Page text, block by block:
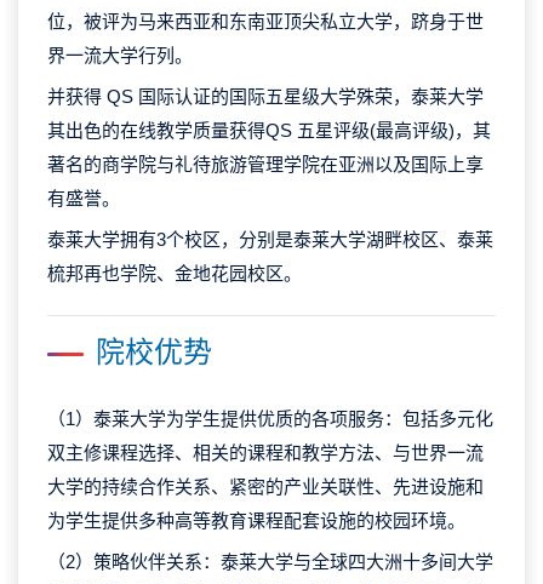
位，被评为马来西亚和东南亚顶尖私立大学，跻身于世
界一流大学行列。
并获得 QS 国际认证的国际五星级大学殊荣，泰莱大学
其出色的在线教学质量获得QS 五星评级(最高评级)，其
著名的商学院与礼待旅游管理学院在亚洲以及国际上享
有盛誉。
泰莱大学拥有3个校区，分别是泰莱大学湖畔校区、泰莱
梳邦再也学院、金地花园校区。
院校优势
（1）泰莱大学为学生提供优质的各项服务：包括多元化
双主修课程选择、相关的课程和教学方法、与世界一流
大学的持续合作关系、紧密的产业关联性、先进设施和
为学生提供多种高等教育课程配套设施的校园环境。
（2）策略伙伴关系：泰莱大学与全球四大洲十多间大学